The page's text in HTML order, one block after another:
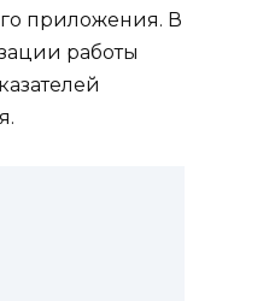
приложения. В
работы